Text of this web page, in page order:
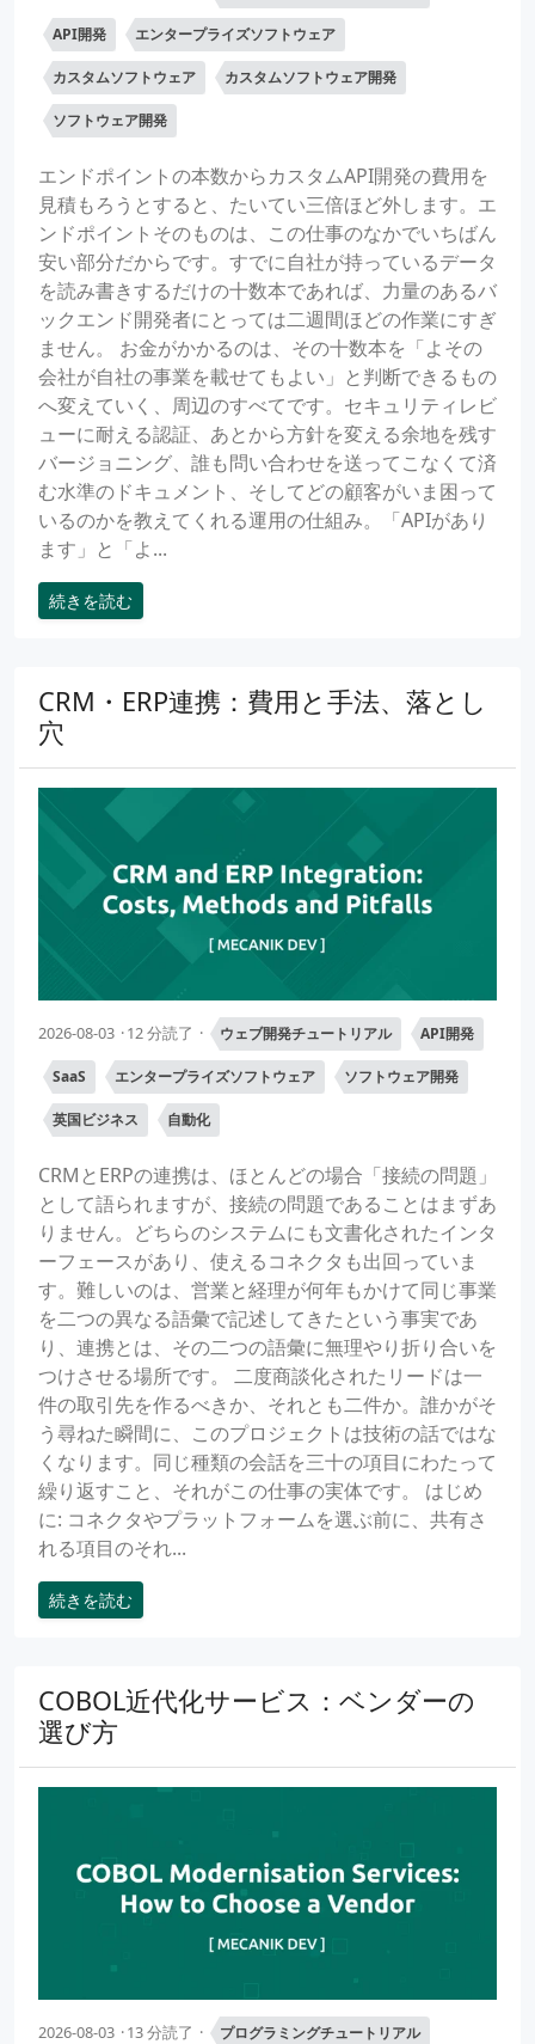
API開発 エンタープライズソフトウェア
カスタムソフトウェア カスタムソフトウェア開発
ソフトウェア開発
エンドポイントの本数からカスタムAPI開発の費用を
見積もろうとすると、たいてい三倍ほど外します。エ
ンドポイントそのものは、この仕事のなかでいちばん
安い部分だからです。すでに自社が持っているデータ
を読み書きするだけの十数本であれば、力量のあるバ
ックエンド開発者にとっては二週間ほどの作業にすぎ
ません。 お金がかかるのは、その十数本を「よその
会社が自社の事業を載せてもよい」と判断できるもの
へ変えていく、周辺のすべてです。セキュリティレビ
ューに耐える認証、あとから方針を変える余地を残す
バージョニング、誰も問い合わせを送ってこなくて済
む水準のドキュメント、そしてどの顧客がいま困って
いるのかを教えてくれる運用の仕組み。「APIがあり
ます」と「よ...
続きを読む
CRM・ERP連携：費用と手法、落とし
穴
2026-08-03 12 分読了 ウェブ開発チュートリアル API開発
SaaS エンタープライズソフトウェア ソフトウェア開発
英国ビジネス 自動化
CRMとERPの連携は、ほとんどの場合「接続の問題」
として語られますが、接続の問題であることはまずあ
りません。どちらのシステムにも文書化されたインタ
ーフェースがあり、使えるコネクタも出回っていま
す。難しいのは、営業と経理が何年もかけて同じ事業
を二つの異なる語彙で記述してきたという事実であ
り、連携とは、その二つの語彙に無理やり折り合いを
つけさせる場所です。 二度商談化されたリードは一
件の取引先を作るべきか、それとも二件か。誰かがそ
う尋ねた瞬間に、このプロジェクトは技術の話ではな
くなります。同じ種類の会話を三十の項目にわたって
繰り返すこと、それがこの仕事の実体です。 はじめ
に: コネクタやプラットフォームを選ぶ前に、共有さ
れる項目のそれ...
続きを読む
COBOL近代化サービス：ベンダーの
選び方
2026-08-03 13 分読了 プログラミングチュートリアル